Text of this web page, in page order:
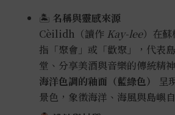
🏝 名稱與靈感來源
Cèilidh（讀作 Kay-lee）在蘇
指「聚會」或「歡聚」，代表
堂、分享美酒與音樂的傳統精
海洋色調的釉面（藍綠色）
呈
景色，象徵海洋、海風與島嶼